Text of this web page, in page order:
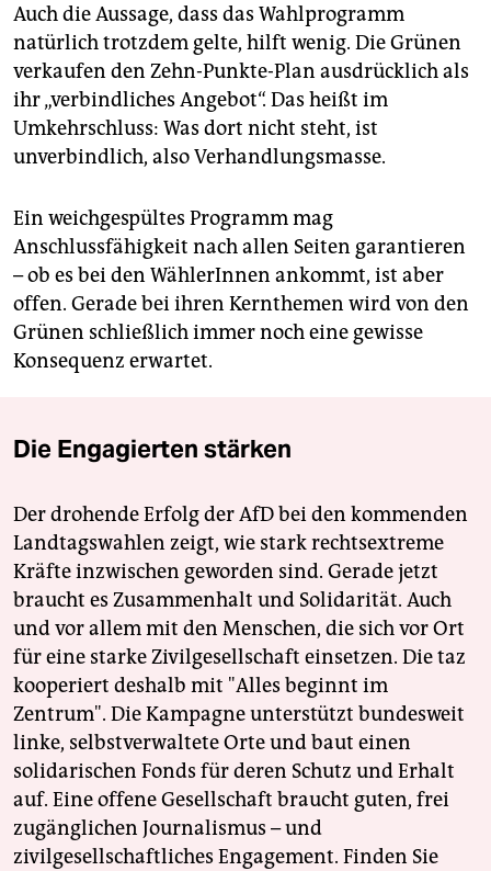
Auch die Aussage, dass das Wahlprogramm
natürlich trotzdem gelte, hilft wenig. Die Grünen
verkaufen den Zehn-Punkte-Plan ausdrücklich als
ihr „verbindliches Angebot“. Das heißt im
Umkehrschluss: Was dort nicht steht, ist
unverbindlich, also Verhandlungsmasse.
Ein weichgespültes Programm mag
Anschlussfähigkeit nach allen Seiten garantieren
– ob es bei den WählerInnen ankommt, ist aber
offen. Gerade bei ihren Kernthemen wird von den
Grünen schließlich immer noch eine gewisse
Konsequenz erwartet.
Die Engagierten stärken
Der drohende Erfolg der AfD bei den kommenden
Landtagswahlen zeigt, wie stark rechtsextreme
Kräfte inzwischen geworden sind. Gerade jetzt
braucht es Zusammenhalt und Solidarität. Auch
und vor allem mit den Menschen, die sich vor Ort
für eine starke Zivilgesellschaft einsetzen. Die taz
kooperiert deshalb mit "Alles beginnt im
Zentrum". Die Kampagne unterstützt bundesweit
linke, selbstverwaltete Orte und baut einen
solidarischen Fonds für deren Schutz und Erhalt
auf. Eine offene Gesellschaft braucht guten, frei
zugänglichen Journalismus – und
zivilgesellschaftliches Engagement. Finden Sie